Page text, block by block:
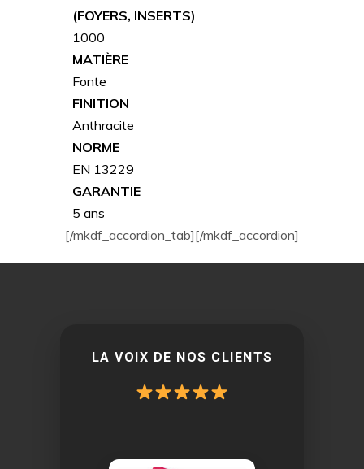
(FOYERS, INSERTS)
1000
MATIÈRE
Fonte
FINITION
Anthracite
NORME
EN 13229
GARANTIE
5 ans
[/mkdf_accordion_tab][/mkdf_accordion]
LA VOIX DE NOS CLIENTS